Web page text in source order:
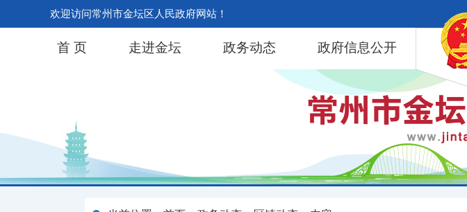
欢迎访问常州市金坛区人民政府网站！
首 页 走进金坛 政务动态 政府信息公开